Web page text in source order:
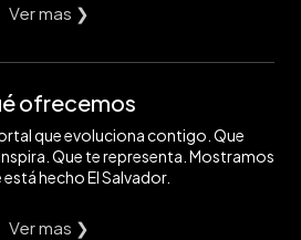
Ver mas ❯
ofrecemos
que evoluciona contigo. Que
Que te representa. Mostramos
hecho El Salvador.
Ver mas ❯